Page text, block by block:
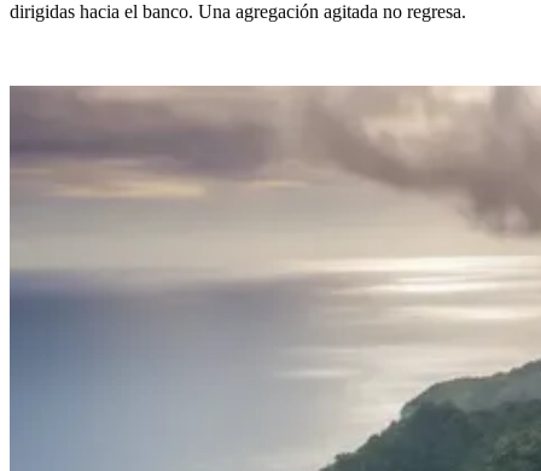
dirigidas hacia el banco. Una agregación agitada no regresa.